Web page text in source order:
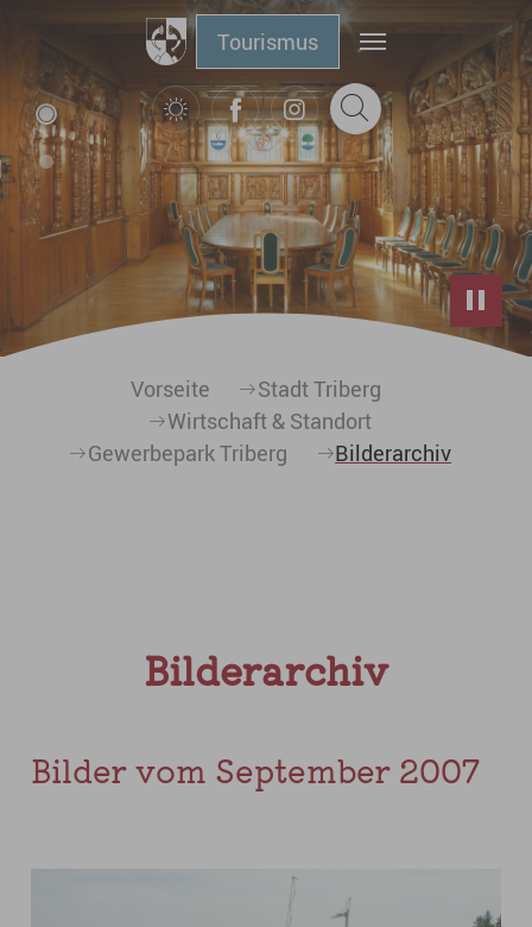
Zum Hauptinhalt springen
Tourismus
Vorseite
Stadt Triberg
Wirtschaft & Standort
Gewerbepark Triberg
Bilderarchiv
Bilderarchiv
Bilder vom September 2007